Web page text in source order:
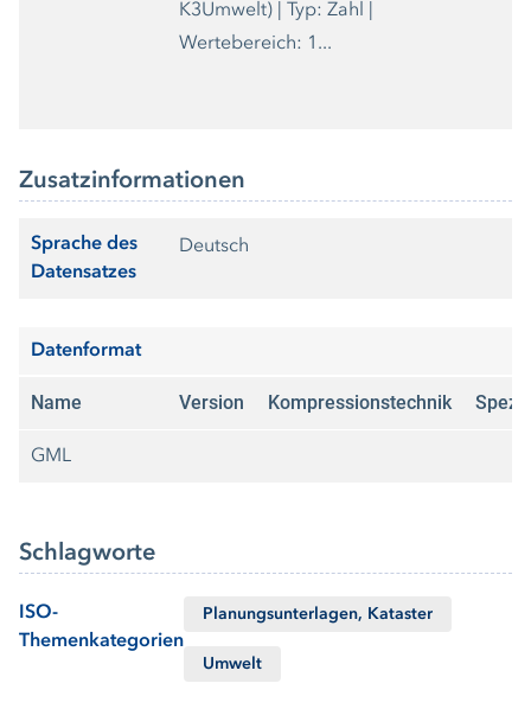
K3Umwelt) | Typ: Zahl |
Wertebereich: 1...
Zusatzinformationen
Sprache des
Datensatzes
Deutsch
Datenformat
Name Version Kompressionstechnik
GML
Schlagworte
ISO-
Themenkategorien
Planungsunterlagen, Kataster
Umwelt